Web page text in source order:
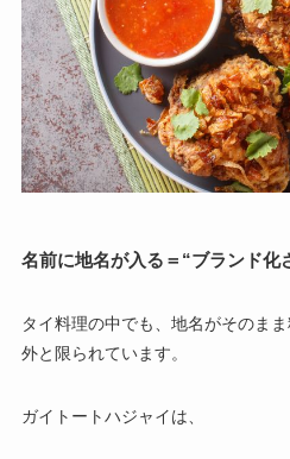
名前に地名が入る＝“ブランド化
タイ料理の中でも、地名がそのま
外と限られています。
ガイトートハジャイは、